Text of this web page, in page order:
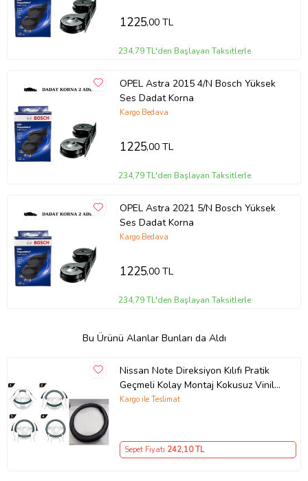
1225,00 TL
234,79 TL'den Başlayan Taksitlerle
OPEL Astra 2015 4/N Bosch Yüksek
Ses Dadat Korna
Kargo Bedava
1225,00 TL
234,79 TL'den Başlayan Taksitlerle
OPEL Astra 2021 5/N Bosch Yüksek
Ses Dadat Korna
Kargo Bedava
1225,00 TL
234,79 TL'den Başlayan Taksitlerle
Bu Ürünü Alanlar Bunları da Aldı
Nissan Note Direksiyon Kılıfı Pratik
Geçmeli Kolay Montaj Kokusuz Vinil
Deri
Kargo ile Teslimat
Sepet Fiyatı 242,10 TL